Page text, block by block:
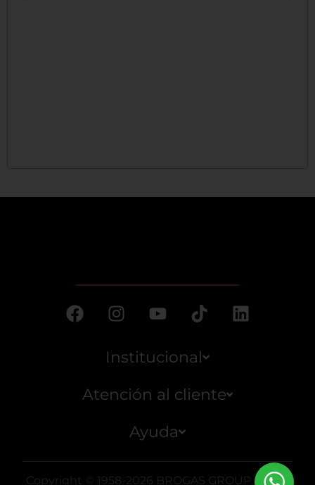
Institucional
Atención al cliente
Ayuda
Copyright © 1958-2026 BROGAS GROUP. Todos